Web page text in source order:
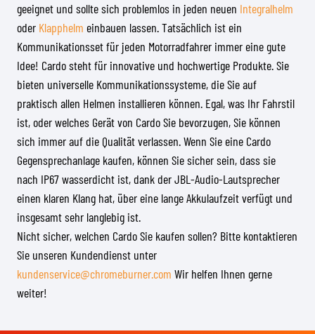
geeignet und sollte sich problemlos in jeden neuen Integralhelm
oder Klapphelm einbauen lassen. Tatsächlich ist ein
Kommunikationsset für jeden Motorradfahrer immer eine gute
Idee! Cardo steht für innovative und hochwertige Produkte. Sie
bieten universelle Kommunikationssysteme, die Sie auf
praktisch allen Helmen installieren können. Egal, was Ihr Fahrstil
ist, oder welches Gerät von Cardo Sie bevorzugen, Sie können
sich immer auf die Qualität verlassen. Wenn Sie eine Cardo
Gegensprechanlage kaufen, können Sie sicher sein, dass sie
nach IP67 wasserdicht ist, dank der JBL-Audio-Lautsprecher
einen klaren Klang hat, über eine lange Akkulaufzeit verfügt und
insgesamt sehr langlebig ist.
Nicht sicher, welchen Cardo Sie kaufen sollen? Bitte kontaktieren
Sie unseren Kundendienst unter
kundenservice@chromeburner.com Wir helfen Ihnen gerne
weiter!